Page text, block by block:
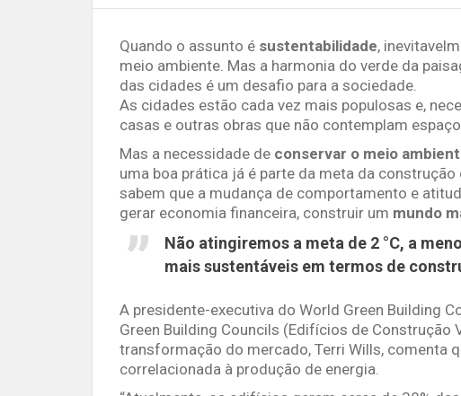
Quando o assunto é sustentabilidade,
meio ambiente. Mas a harmonia do verde da
das cidades é um desafio para a sociedade.
As cidades estão cada vez mais populosas e,
casas e outras obras que não contemplam
Mas a necessidade de conservar o meio
uma boa prática já é parte da meta da
sabem que a mudança de comportamento e
gerar economia financeira, construir um mundo
Não atingiremos a meta de 2 °C, a
mais sustentáveis em termos de
A presidente-executiva do World Green Building
Green Building Councils (Edifícios de Construção
transformação do mercado, Terri Wills, comenta
correlacionada à produção de energia.